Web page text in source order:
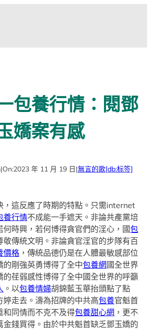
包養行情：閱鄧
嬌案有感
|On:2023 年 11 月 19 日|無言的歌[db:标签]
，這反應了時期的特點。只需internet
養行情不成能一手遮天。非論共產黨培
何時興，若何博得貪官們的淫心，國包
敬傳統文明。非論貪官淫官的步隊有百
價格 ，傳統品德仍是在人體最敏感部位
的剛強英勇博得了全中包養網國全世界
的荏弱感性博得了全中國全世界的呼籲
。以包養情婦胡錦藍玉華抬頭點了點
婷走去。濤為招牌的中共高包養官魁首
和同情而不克不及得包養甜心網 ，更不
金錢買得。由於中共魁首缺乏鄧玉嬌的